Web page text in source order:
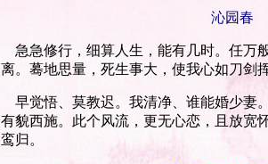
沁园春
急急修行，细算人生，能有几时。任万
离。蓦地思量，死生事大，使我心如刀剑
早觉悟、莫教迟。我清净、谁能婚少妻
有貌西施。此个风流，更无心恋，且放宽
鸾归。